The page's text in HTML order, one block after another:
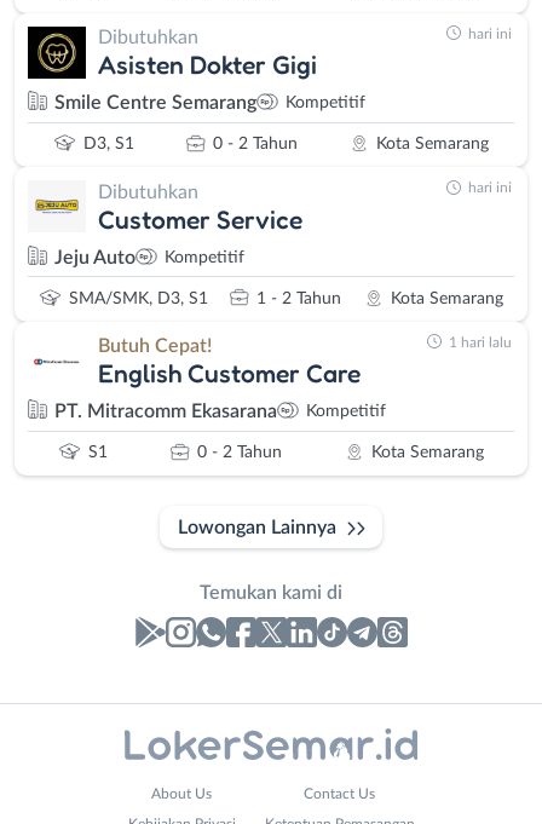
Dibutuhkan
Asisten Dokter Gigi
Smile Centre Semarang Kompetitif
D3, S1 0 - 2 Tahun Kota Semarang
hari ini
Dibutuhkan
Customer Service
Jeju Auto Kompetitif
SMA/SMK, D3, S1 1 - 2 Tahun Kota Semarang
hari ini
Butuh Cepat!
English Customer Care
PT. Mitracomm Ekasarana Kompetitif
S1 0 - 2 Tahun Kota Semarang
1 hari lalu
Lowongan Lainnya
Temukan kami di
About Us Contact Us